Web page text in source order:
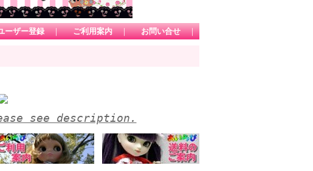
ーザー登録 ｜ ご利用案内 ｜ お問い合せ ｜
see description.